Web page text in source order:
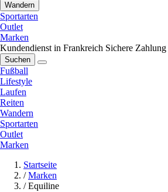
Wandern
Sportarten
Outlet
Marken
Kundendienst in Frankreich Sichere Zahlung
Suchen
Fußball
Lifestyle
Laufen
Reiten
Wandern
Sportarten
Outlet
Marken
Startseite
/ Marken
/ Equiline